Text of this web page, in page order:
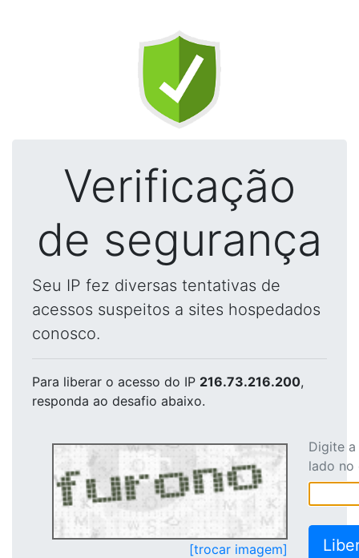
Verificação
de segurança
Seu IP fez diversas tentativas de
acessos suspeitos a sites hospedados
conosco.
Para liberar o acesso do IP 216.73.216.200,
responda ao desafio abaixo.
[trocar imagem]
Digite
lado no